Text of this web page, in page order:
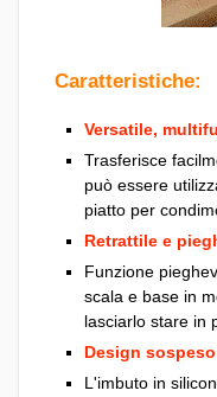
Caratteristiche:
Versatile,
Trasferisce
può essere
piatto per
Retrattile e
Funzione
scala e base in
lasciarlo stare in
Design sospeso
L'imbuto in